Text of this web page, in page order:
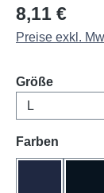
Regulärer Preis:
8,11 €
Preise exkl.
Größe
Farben